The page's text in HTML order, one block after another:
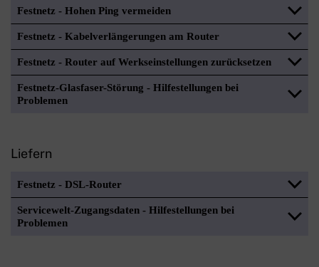
Festnetz - Hohen Ping vermeiden
Festnetz - Kabelverlängerungen am Router
Festnetz - Router auf Werkseinstellungen zurücksetzen
Festnetz-Glasfaser-Störung - Hilfestellungen bei
Problemen
Liefern
Festnetz - DSL-Router
Servicewelt-Zugangsdaten - Hilfestellungen bei
Problemen